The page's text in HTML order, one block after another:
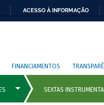
ACESSO À INFORMAÇÃO
FINANCIAMENTOS